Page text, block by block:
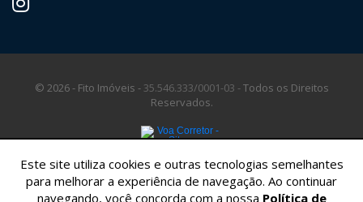
© 2026 - Fito Imóveis - 35.546.333/0001-03 -Todos os Direitos
Reservados.
Este site utiliza cookies e outras tecnologias semelhantes
para melhorar a experiência de navegação. Ao continuar
navegando, você concorda com a nossa Política de